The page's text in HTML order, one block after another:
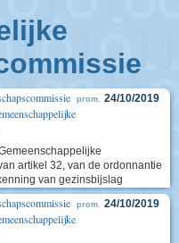
prom. 24/10/2019
artikel 32, van de ordonnantie
van gezinsbijslag
prom. 24/10/2019